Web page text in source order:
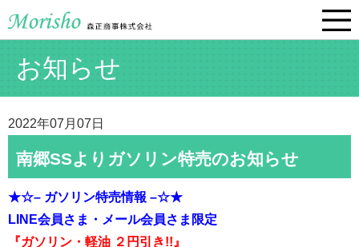
お知らせ
2022年07月07日
南郷SSよりガソリン特売のお知らせ
★☆– ガソリン特売情報 –☆★
LINE会員さま・メール会員さま限定
『ガソリン・軽油 ２円引き!!』